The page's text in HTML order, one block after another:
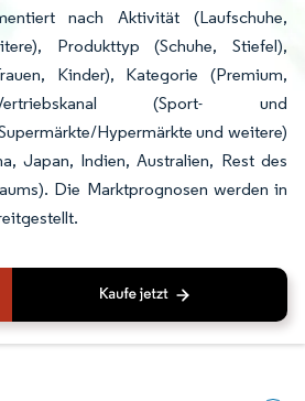
nach Aktivität (Laufschuhe,
Produkttyp (Schuhe, Stiefel),
Kinder), Kategorie (Premium,
(Sport- und
Hypermärkte und weitere)
Japan, Indien, Australien, Rest des
Die Marktprognosen werden in